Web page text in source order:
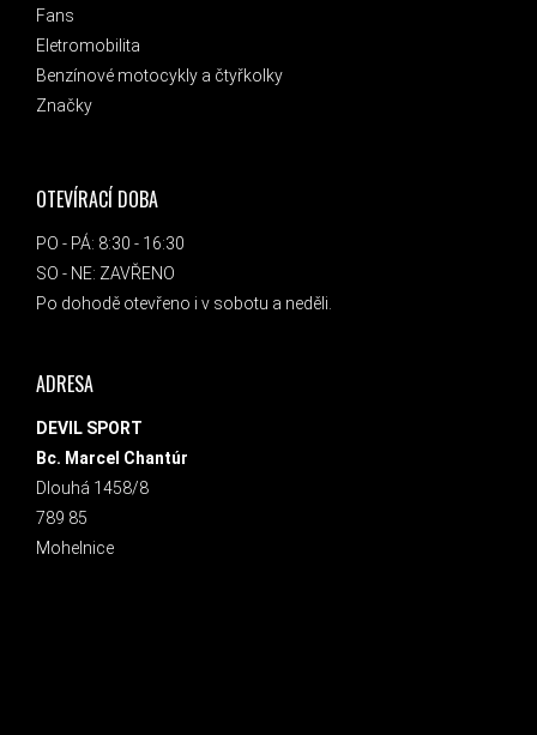
Fans
Eletromobilita
Benzínové motocykly a čtyřkolky
Značky
OTEVÍRACÍ DOBA
PO - PÁ: 8:30 - 16:30
SO - NE: ZAVŘENO
Po dohodě otevřeno i v sobotu a neděli.
ADRESA
DEVIL SPORT
Bc. Marcel Chantúr
Dlouhá 1458/8
789 85
Mohelnice